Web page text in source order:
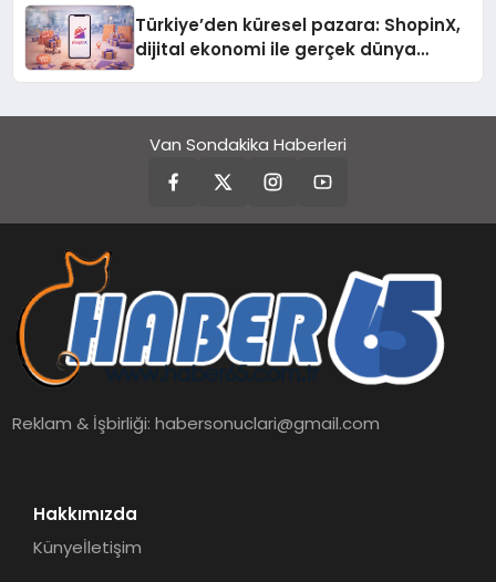
Türkiye’den küresel pazara: ShopinX,
dijital ekonomi ile gerçek dünya
Van Sondakika Haberleri
Reklam & İşbirliği:habersonuclari@gmail.com
Hakkımızda
Künyeİletişim